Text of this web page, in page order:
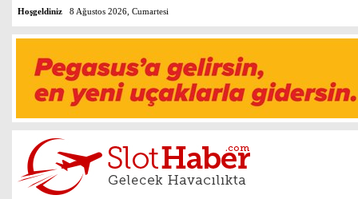
Hoşgeldiniz 8 Ağustos 2026, Cumartesi